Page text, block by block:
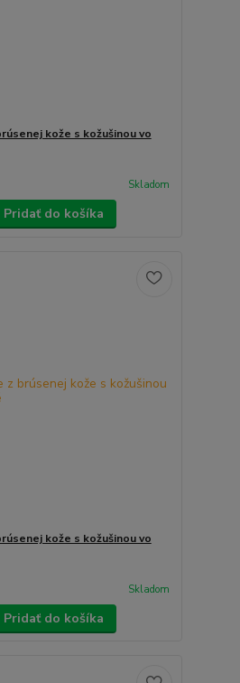
kože s kožušinou vo
Skladom
Pridať do košíka
kože s kožušinou vo
Skladom
Pridať do košíka